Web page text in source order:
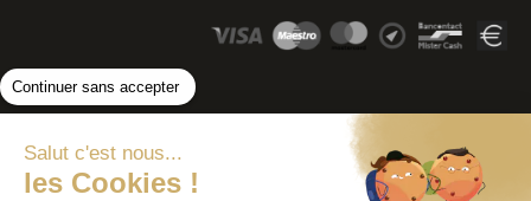
Continuer sans accepter
Salut c'est nous...
les Cookies !